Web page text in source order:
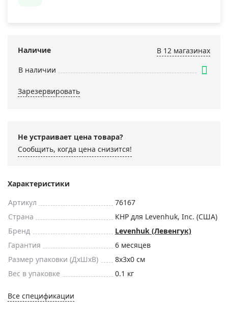
Наличие
В 12 магазинах
В наличии
Зарезервировать
Не устраивает цена товара?
Сообщить, когда цена снизится!
Характеристики
Артикул
76167
Страна
КНР для Levenhuk, Inc. (США)
Бренд
Levenhuk (Левенгук)
Гарантия
6 месяцев
Размер упаковки (ДxШxВ)
8x3x0 см
Вес в упаковке
0.1 кг
Все спецификации